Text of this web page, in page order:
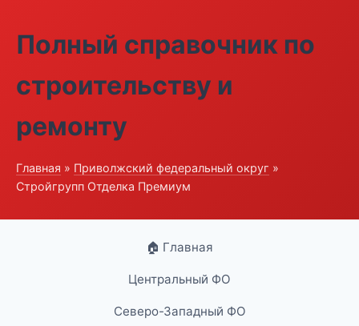
Полный справочник по
строительству и
ремонту
Главная » Приволжский федеральный округ »
Стройгрупп Отделка Премиум
🏠 Главная
Центральный ФО
Северо-Западный ФО